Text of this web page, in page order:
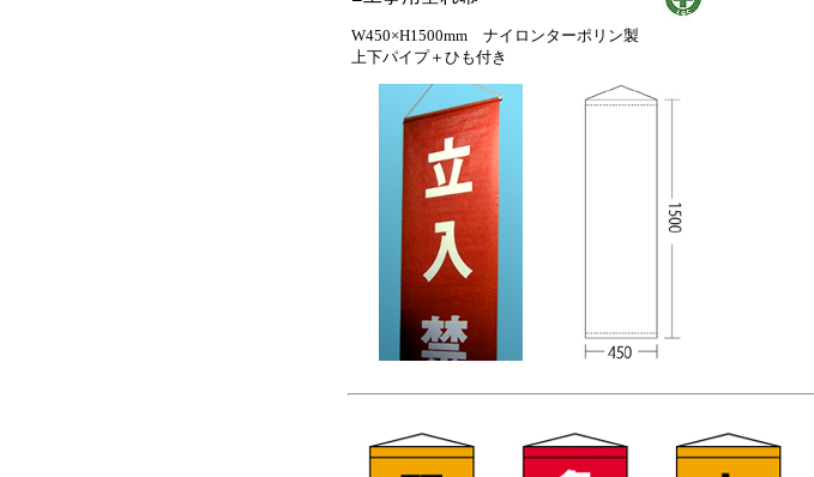
W450×H1500mm ナイロンターポリン製
上下パイプ＋ひも付き